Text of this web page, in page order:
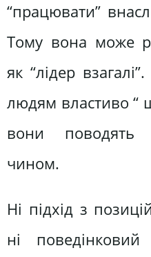
“працювати”
Тому вона може
як “лідер
людям властиво “
вони поводять
чином.
Ні підхід з
ні